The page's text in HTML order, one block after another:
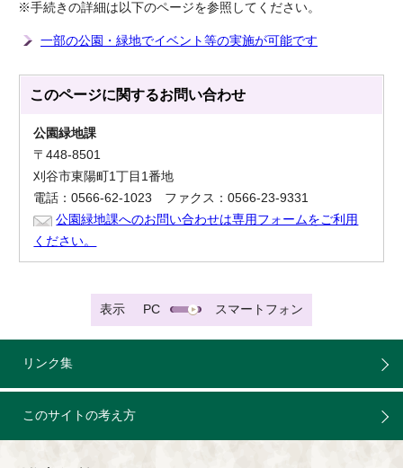
※手続きの詳細は以下のページを参照してください。
一部の公園・緑地でイベント等の実施が可能です
このページに関するお問い合わせ
公園緑地課
〒448-8501
刈谷市東陽町1丁目1番地
電話：0566-62-1023 ファクス：0566-23-9331
公園緑地課へのお問い合わせは専用フォームをご利用
ください。
表示 PC スマートフォン
リンク集
このサイトの考え方